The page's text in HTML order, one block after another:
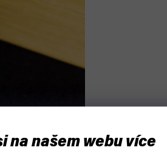
na našem webu více